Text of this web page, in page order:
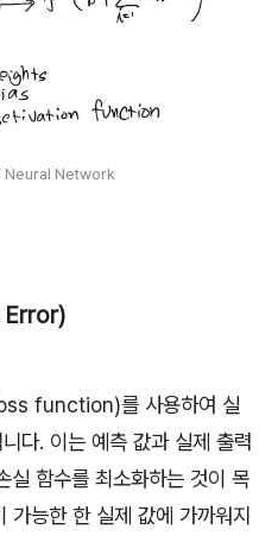
Network
Error)
function)를 사용하여 실
다. 이는 예측 값과 실제 출력
실 함수를 최소화하는 것이 목
가능한 한 실제 값에 가까워지